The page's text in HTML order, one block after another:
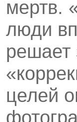
мертв.
люди
решает
целей